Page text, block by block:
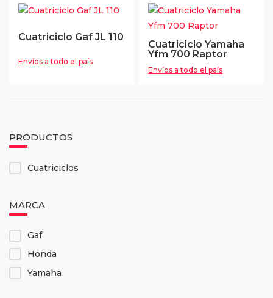
Cuatriciclo Gaf JL 110
Envíos a todo el país
Cuatriciclo Yamaha
Yfm 700 Raptor
Envíos a todo el país
PRODUCTOS
Cuatriciclos
MARCA
Gaf
Honda
Yamaha